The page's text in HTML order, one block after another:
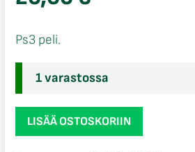
Ps3 peli.
1 varastossa
SingStar
SuomiHitit
LISÄÄ OSTOSKORIIN